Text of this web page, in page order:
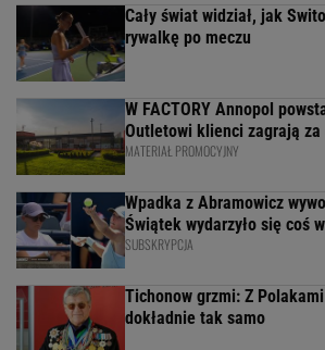
Cały świat widział, jak
rywalkę po meczu
W FACTORY Annopol
Outletowi klienci zagrają za
MATERIAŁ PROMOCYJNY
Wpadka z Abramowicz
Świątek wydarzyło się coś
SUBSKRYPCJA
Tichonow grzmi: Z
dokładnie tak samo